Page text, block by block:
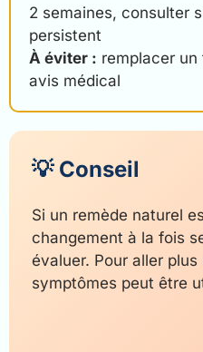
2 semaines, consulter
persistent
À éviter : remplacer
avis médical
💡 Conseil
Si un remède naturel
changement à la fois
évaluer. Pour aller
symptômes peut être